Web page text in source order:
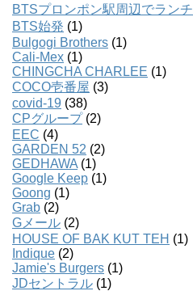
BTSプロンポン駅周辺でランチ
BTS始発 (1)
Bulgogi Brothers (1)
Cali-Mex (1)
CHINGCHA CHARLEE (1)
COCO壱番屋 (3)
covid-19 (38)
CPグループ(2)
EEC (4)
GARDEN 52 (2)
GEDHAWA (1)
Google Keep (1)
Goong (1)
Grab (2)
Gメール (2)
HOUSE OF BAK KUT TEH (1)
Indique (2)
Jamie's Burgers (1)
JDセントラル (1)